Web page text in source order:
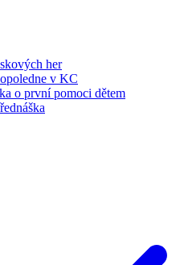
her
v KC
o první pomoci dětem